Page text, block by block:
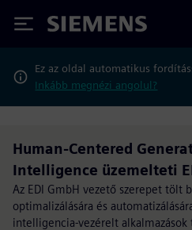
Siemens
Ez az oldal automatikus
Inkább megnézi angolul?
Human-Centered
Intelligence üzemelteti
Az EDI GmbH vezető szerepet tölt
optimalizálására és
intelligencia-vezérelt alkalmazások